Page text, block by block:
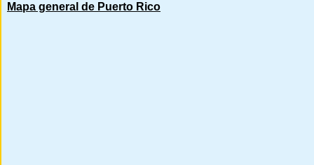
Mapa general de Puerto Rico